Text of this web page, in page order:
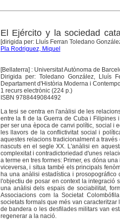
El Ejército y la sociedad
[dirigida per: Lluís Ferran Toledano
Pla Rodriguez, Miquel
[Bellaterra] : Universitat Autònoma de
Dirigida per: Toledano González, Lluís
Departament d'Història Moderna i
1 recurs electrònic (224 p.)
ISBN 9788449084492
La tesi se centra en l'anàlisi de les
entre la fi de la Guerra de Cuba i Filipines
per ser una època de canvi polític, social i
les llavors de la conflictivitat social i
aquestes relacions tradicionalment a
nascuts en el segle XX. L'anàlisi en
complexitat i contradictoriedad d'unes
a terme en tres formes: Primer, es dóna
viceversa, i situa també els principals
ha una anàlisi estadística i
l'objectiu de posar en context la integració
una anàlisi dels espais de sociabilitat,
Associacions com la Societat
societats formals que més van
de bandera o les desfilades militars van
regenerar a la nació.